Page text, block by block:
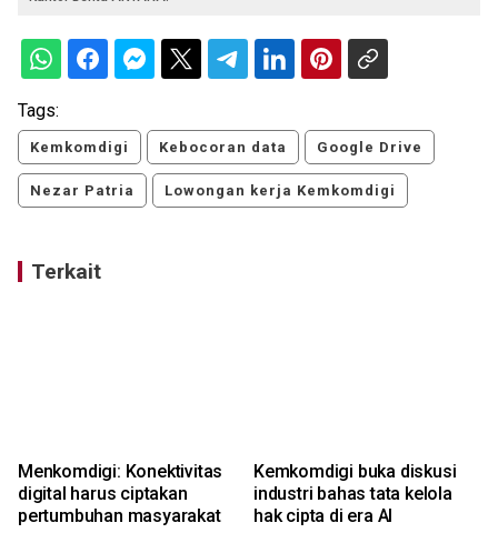
Tags:
Kemkomdigi Kebocoran data Google Drive
Nezar Patria Lowongan kerja Kemkomdigi
Terkait
Menkomdigi: Konektivitas
digital harus ciptakan
pertumbuhan masyarakat
Kemkomdigi buka diskusi
industri bahas tata kelola
hak cipta di era AI